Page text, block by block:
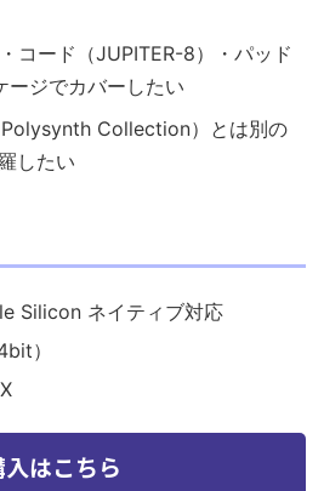
コード（JUPITER-8）・パッド
ージでカバーしたい
Collection）とは別の
したい
Silicon ネイティブ対応
）
入はこちら